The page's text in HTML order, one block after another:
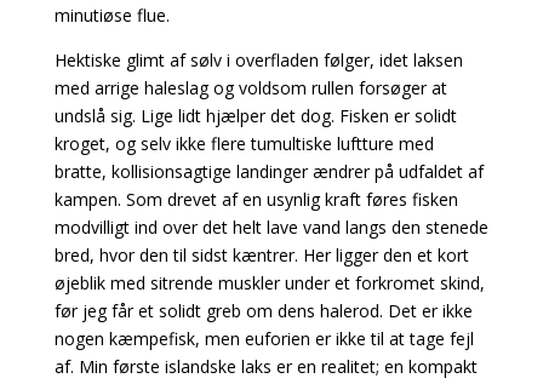
minutiøse flue.
Hektiske glimt af sølv i overfladen følger, idet laksen
med arrige haleslag og voldsom rullen forsøger at
undslå sig. Lige lidt hjælper det dog. Fisken er solidt
kroget, og selv ikke flere tumultiske luftture med
bratte, kollisionsagtige landinger ændrer på udfaldet af
kampen. Som drevet af en usynlig kraft føres fisken
modvilligt ind over det helt lave vand langs den stenede
bred, hvor den til sidst kæntrer. Her ligger den et kort
øjeblik med sitrende muskler under et forkromet skind,
før jeg får et solidt greb om dens halerod. Det er ikke
nogen kæmpefisk, men euforien er ikke til at tage fejl
af. Min første islandske laks er en realitet; en kompakt